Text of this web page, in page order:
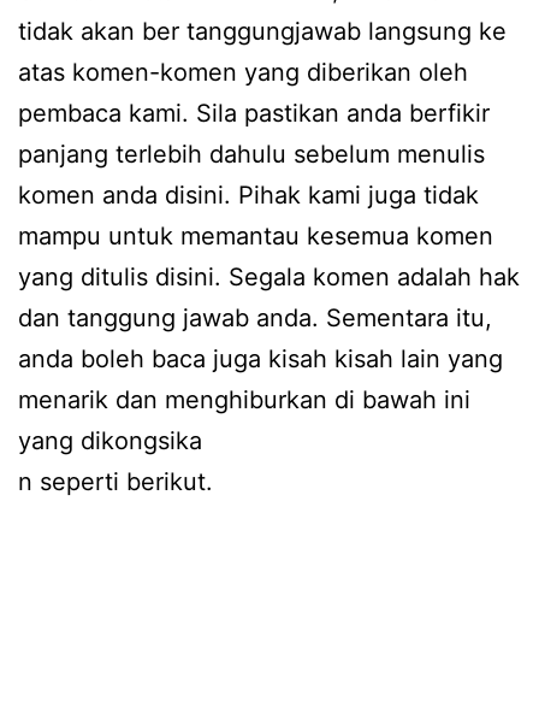
tidak akan ber tanggungjawab langsung ke
atas komen-komen yang diberikan oleh
pembaca kami. Sila pastikan anda berfikir
panjang terlebih dahulu sebelum menulis
komen anda disini. Pihak kami juga tidak
mampu untuk memantau kesemua komen
yang ditulis disini. Segala komen adalah hak
dan tanggung jawab anda. Sementara itu,
anda boleh baca juga kisah kisah lain yang
menarik dan menghiburkan di bawah ini
yang dikongsika
n seperti berikut.